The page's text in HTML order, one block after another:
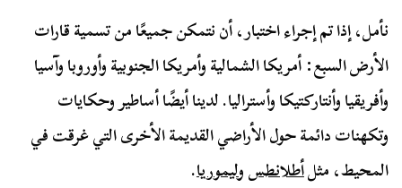
نأمل، إذا تم إجراء اختبار، أن نتمكن جميعًا من تسمية قارات
الأرض السبع: أمريكا الشمالية وأمريكا الجنوبية وأوروبا وآسيا
وأفريقيا وأنتاركتيكا وأستراليا. لدينا أيضًا أساطير وحكايات
وتكهنات دائمة حول الأراضي القديمة الأخرى التي غرقت في
المحيط، مثلأطلانطسوليموريا.